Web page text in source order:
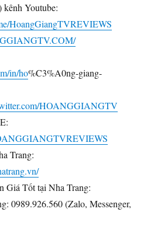
Youtube:
HoangGiangTVREVIEWS
in/ho%C3%A0ng-giang-
HOANGGIANGTV
Trang:
Giá Tốt tại Nha Trang:
0989.926.560 (Zalo, Messenger,